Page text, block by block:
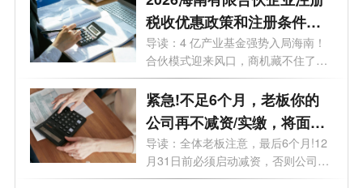
税收优惠政策和注册条件有
哪些？一文了解
导读：4 亿产业基金强势入局海南！
合伙模式迎来风口，商机藏不住了。
最近...
紧急!不足6个月，老板你的
公司再不减资/实缴，将面临
标注+罚款!
导读：全体老板注意，最后6个月!12
月31日前必须启动减资，否则公司将
被特别...